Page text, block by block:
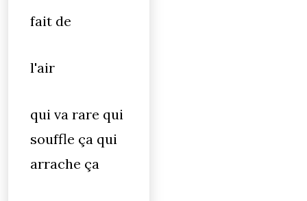
fait de
l'air
qui va rare qui
souffle ça qui
arrache ça